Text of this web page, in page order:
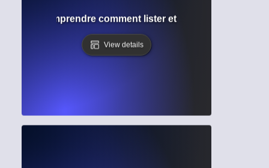
? Comprendre comment lister et organiser vos
View details